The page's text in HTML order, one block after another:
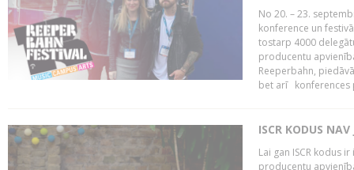
No 20. – 23.
konference un
tostarp 4000
producentu
Reeperbahn,
bet arī konferences
ISCR KODUS
Lai gan ISCR kodus
producentu